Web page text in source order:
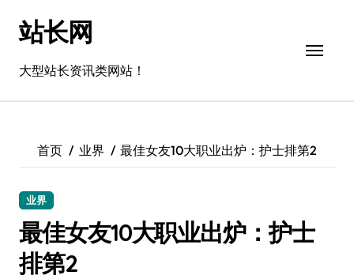
站长网
大型站长资讯类网站！
首页 业界 最佳女友10大职业出炉：护士排第2
业界
最佳女友10大职业出炉：护士
排第2